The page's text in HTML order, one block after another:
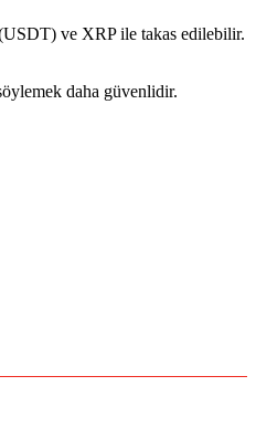
ve XRP ile takas edilebilir.
daha güvenlidir.